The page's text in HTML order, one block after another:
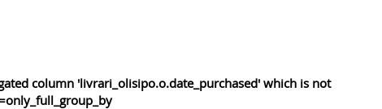
column 'livrari_olisipo.o.date_purchased' which is not